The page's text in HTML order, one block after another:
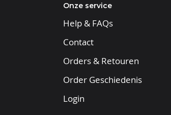
Onze service
Help & FAQs
Contact
Orders & Retouren
Order Geschiedenis
Login